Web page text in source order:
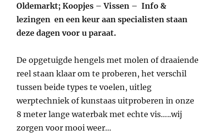
Oldemarkt; Koopjes – Vissen – Info &
lezingen en een keur aan specialisten staan
deze dagen voor u paraat.
De opgetuigde hengels met molen of draaiende
reel staan klaar om te proberen, het verschil
tussen beide types te voelen, uitleg
werptechniek of kunstaas uitproberen in onze
8 meter lange waterbak met echte vis…..wij
zorgen voor mooi weer…